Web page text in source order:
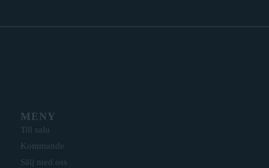
MENY
Till salu
Kommande
Sälj med oss